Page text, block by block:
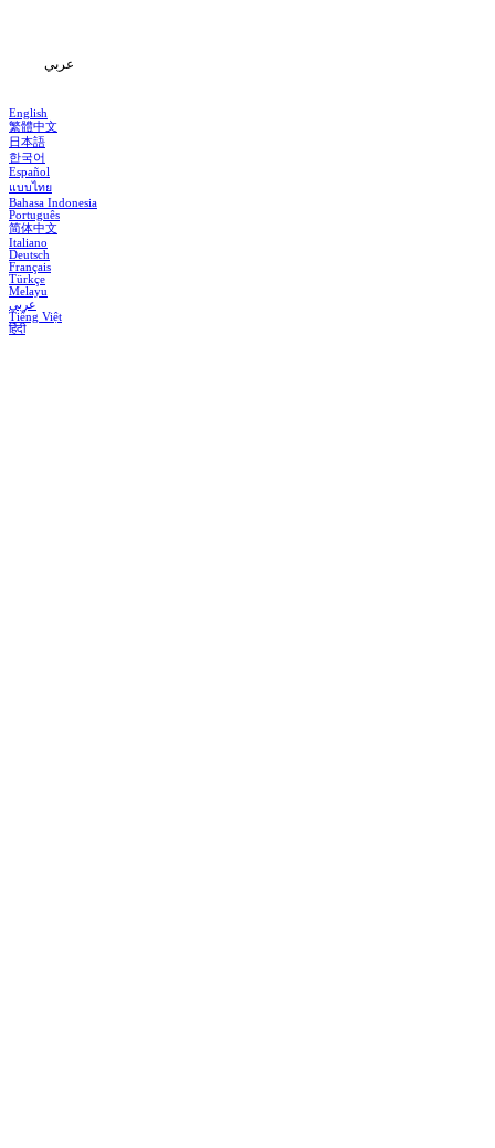
عربي
English
繁體中文
日本語
한국어
Español
แบบไทย
Bahasa Indonesia
Português
简体中文
Italiano
Deutsch
Français
Türkçe
Melayu
عربي
Tiếng Việt
हिंदी